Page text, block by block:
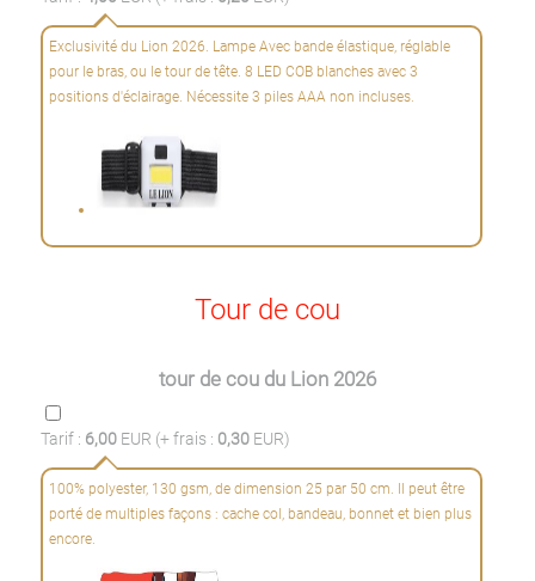
Exclusivité du Lion 2026. Lampe Avec bande élastique, réglable
pour le bras, ou le tour de tête. 8 LED COB blanches avec 3
positions d'éclairage. Nécessite 3 piles AAA non incluses.
Tour de cou
tour de cou du Lion 2026
Tarif : 6,00 EUR (+ frais : 0,30 EUR)
100% polyester, 130 gsm, de dimension 25 par 50 cm. Il peut être
porté de multiples façons : cache col, bandeau, bonnet et bien plus
encore.